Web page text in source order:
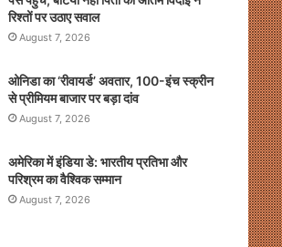
रिश्तों पर उठाए सवाल
August 7, 2026
ओनिडा का ‘रीवायर्ड’ अवतार, 100-इंच स्क्रीन
से प्रीमियम बाजार पर बड़ा दांव
August 7, 2026
अमेरिका में इंडिया डे: भारतीय प्रतिभा और
परिश्रम का वैश्विक सम्मान
August 7, 2026